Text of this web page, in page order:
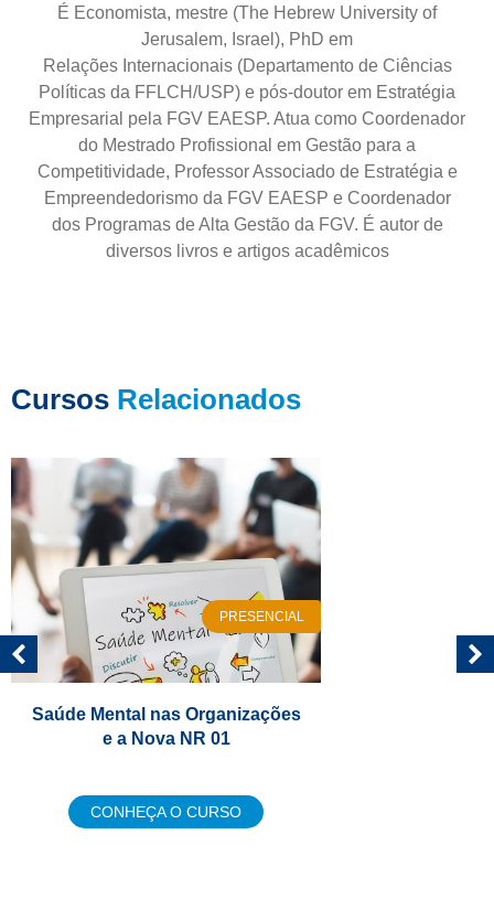
É Economista, mestre (The Hebrew University of
Jerusalem, Israel), PhD em
Relações Internacionais (Departamento de Ciências
Políticas da FFLCH/USP) e pós-doutor em Estratégia
Empresarial pela FGV EAESP. Atua como Coordenador
do Mestrado Profissional em Gestão para a
Competitividade, Professor Associado de Estratégia e
Empreendedorismo da FGV EAESP e Coordenador
dos Programas de Alta Gestão da FGV. É autor de
diversos livros e artigos acadêmicos
Cursos Relacionados
PRESENCIAL
Saúde Mental nas Organizações
e a Nova NR 01
CONHEÇA O CURSO